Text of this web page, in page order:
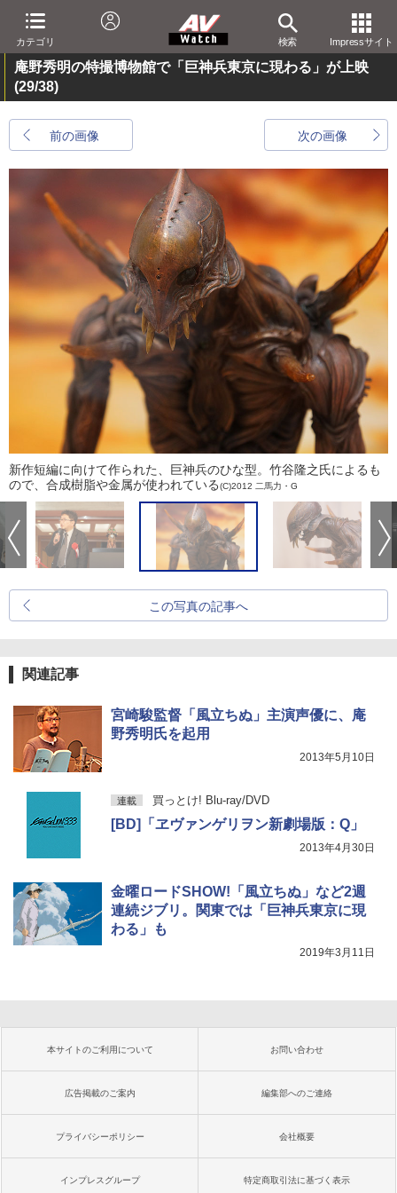
カテゴリ 検索 Impressサイト
庵野秀明の特撮博物館で「巨神兵東京に現わる」が上映
(29/38)
前の画像 次の画像
新作短編に向けて作られた、巨神兵のひな型。竹谷隆之氏によるも
ので、合成樹脂や金属が使われている(C)2012 二馬力・G
この写真の記事へ
関連記事
宮崎駿監督「風立ちぬ」主演声優に、庵
野秀明氏を起用
2013年5月10日
連載 買っとけ! Blu-ray/DVD
[BD]「ヱヴァンゲリヲン新劇場版：Q」
2013年4月30日
金曜ロードSHOW!「風立ちぬ」など2週
連続ジブリ。関東では「巨神兵東京に現
わる」も
2019年3月11日
本サイトのご利用について お問い合わせ
広告掲載のご案内 編集部へのご連絡
プライバシーポリシー 会社概要
インプレスグループ 特定商取引法に基づく表示